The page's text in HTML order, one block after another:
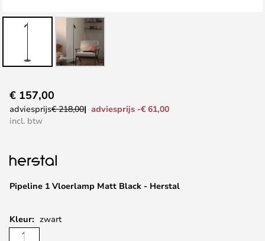
naar
het
de
gallerij
Pipeline 1 Vloerlamp Matt Black - Herstal
€ 157,00
adviesprijs€ 218,00
adviesprijs -€ 61,00
incl. btw
Kleur: zwart